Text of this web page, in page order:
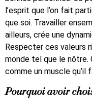
l’esprit que l’on fait
que soi. Travailler
ailleurs, crée une
Respecter ces valeurs
monde tel que le nôtre.
comme un muscle qu’il
Pourquoi avoir